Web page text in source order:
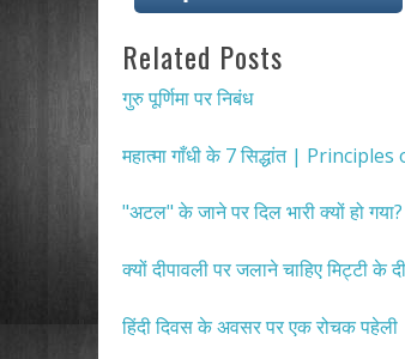
Related Posts
गुरु पूर्णिमा पर निबंध
महात्मा गाँधी के 7 सिद्धांत |
"अटल" के जाने पर दिल भारी क्यों हो गया?
क्यों दीपावली पर जलाने चाहिए मिट्टी के
हिंदी दिवस के अवसर पर एक रोचक पहेली